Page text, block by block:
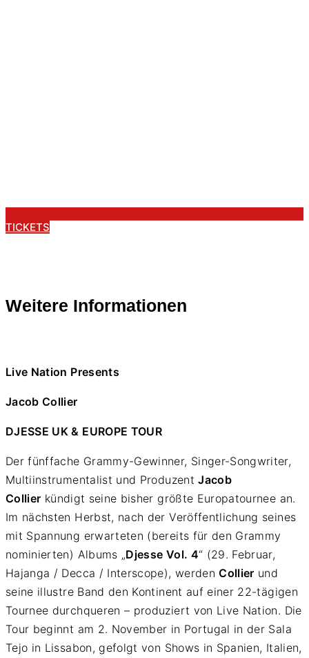
TICKETS
Weitere Informationen
Live Nation Presents
Jacob Collier
DJESSE UK & EUROPE TOUR
Der fünffache Grammy-Gewinner, Singer-Songwriter,
Multiinstrumentalist und ProduzentJacob
Collier kündigt seine bisher größte Europatournee an.
Im nächsten Herbst, nach der Veröffentlichung seines
mit Spannung erwarteten (bereits für den Grammy
nominierten) Albums „Djesse Vol. 4“ (29. Februar,
Hajanga / Decca / Interscope), werdenCollier und
seine illustre Band den Kontinent auf einer 22-tägigen
Tournee durchqueren – produziert von Live Nation. Die
Tour beginnt am 2. November in Portugal in der Sala
Tejo in Lissabon, gefolgt von Shows in Spanien, Italien,